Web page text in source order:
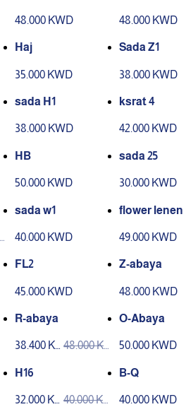
48.000 KWD 48.000 KWD
Haj
35.000 KWD
Sada Z1
38.000 KWD
sada H1
38.000 KWD
ksrat 4
42.000 KWD
HB
50.000 KWD
sada 25
30.000 KWD
sada w1
40.000 KWD
flower lenen
49.000 KWD
FL2
45.000 KWD
Z-abaya
48.000 KWD
R-abaya
38.400 K
48.000 K
O-Abaya
50.000 KWD
H16
32.000 K
40.000 K
B-Q
40.000 KWD